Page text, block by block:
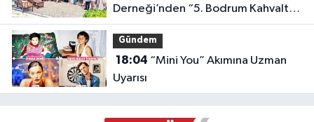
Derneği’nden “5. Bodrum Kahvaltılı
Buluşması”
Gündem
18:04
Uyarısı